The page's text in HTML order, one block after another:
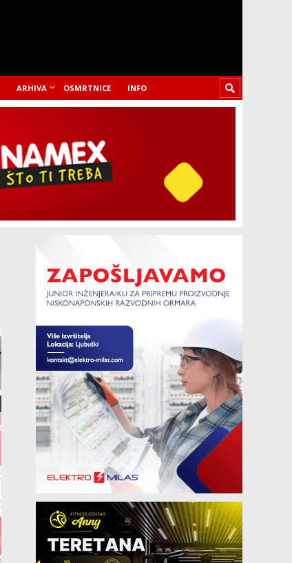
ARHIVA OSMRTNICE INFO